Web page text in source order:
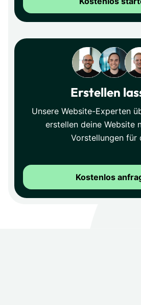
Erstellen
Unsere Website-Experten
erstellen deine Website
Vorstellungen für
Kostenlos